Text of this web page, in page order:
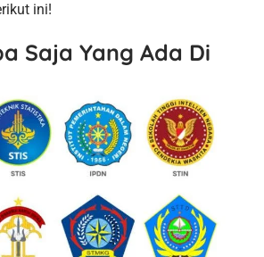
ini!
Saja Yang Ada Di